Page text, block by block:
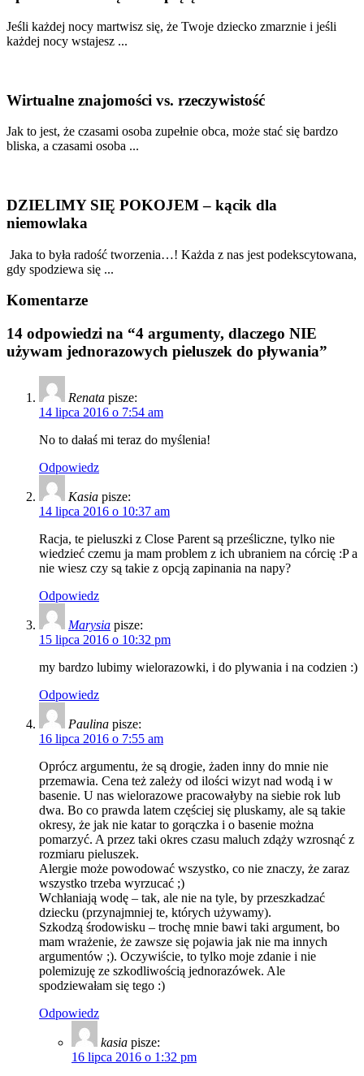
Jeśli każdej nocy martwisz się, że Twoje dziecko zmarznie i jeśli
każdej nocy wstajesz ...
Wirtualne znajomości vs. rzeczywistość
Jak to jest, że czasami osoba zupełnie obca, może stać się bardzo
bliska, a czasami osoba ...
DZIELIMY SIĘ POKOJEM – kącik dla
niemowlaka
Jaka to była radość tworzenia…! Każda z nas jest podekscytowana,
gdy spodziewa się ...
Komentarze
14 odpowiedzi na “4 argumenty, dlaczego NIE
używam jednorazowych pieluszek do pływania”
Renata pisze:
14 lipca 2016 o 7:54 am
No to dałaś mi teraz do myślenia!
Odpowiedz
Kasia pisze:
14 lipca 2016 o 10:37 am
Racja, te pieluszki z Close Parent są prześliczne, tylko nie
wiedzieć czemu ja mam problem z ich ubraniem na córcię :P a
nie wiesz czy są takie z opcją zapinania na napy?
Odpowiedz
Marysia pisze:
15 lipca 2016 o 10:32 pm
my bardzo lubimy wielorazowki, i do plywania i na codzien :)
Odpowiedz
Paulina pisze:
16 lipca 2016 o 7:55 am
Oprócz argumentu, że są drogie, żaden inny do mnie nie
przemawia. Cena też zależy od ilości wizyt nad wodą i w
basenie. U nas wielorazowe pracowałyby na siebie rok lub
dwa. Bo co prawda latem częściej się pluskamy, ale są takie
okresy, że jak nie katar to gorączka i o basenie można
pomarzyć. A przez taki okres czasu maluch zdąży wzrosnąć z
rozmiaru pieluszek.
Alergie może powodować wszystko, co nie znaczy, że zaraz
wszystko trzeba wyrzucać ;)
Wchłaniają wodę – tak, ale nie na tyle, by przeszkadzać
dziecku (przynajmniej te, których używamy).
Szkodzą środowisku – trochę mnie bawi taki argument, bo
mam wrażenie, że zawsze się pojawia jak nie ma innych
argumentów ;). Oczywiście, to tylko moje zdanie i nie
polemizuję ze szkodliwością jednorazówek. Ale
spodziewałam się tego :)
Odpowiedz
kasia pisze:
16 lipca 2016 o 1:32 pm